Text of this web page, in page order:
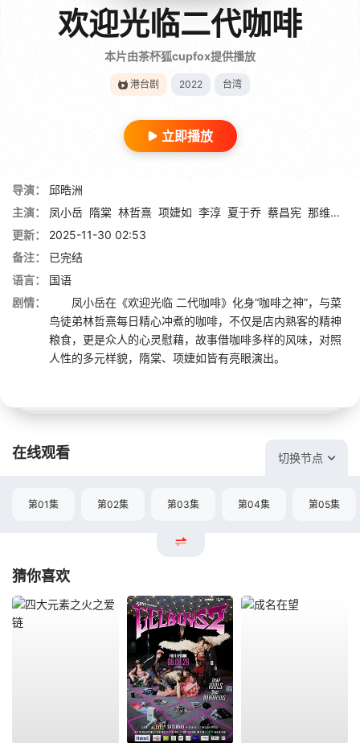
欢迎光临二代咖啡
本片由茶杯狐cupfox提供播放
港台剧 2022 台湾
立即播放
导演：
邱晧洲
主演：
凤小岳 隋棠 林哲熹 项婕如 李淳 夏于乔 蔡昌宪 那维勋
更新：
2025-11-30 02:53
备注：
已完结
语言：
国语
剧情：
凤小岳在《欢迎光临 二代咖啡》化身“咖啡之神”，与菜
鸟徒弟林哲熹每日精心冲煮的咖啡，不仅是店内熟客的精神
粮食，更是众人的心灵慰藉，故事借咖啡多样的风味，对照
人性的多元样貌，隋棠、项婕如皆有亮眼演出。
在线观看 切换节点
第01集 第02集 第03集 第04集 第05集
猜你喜欢